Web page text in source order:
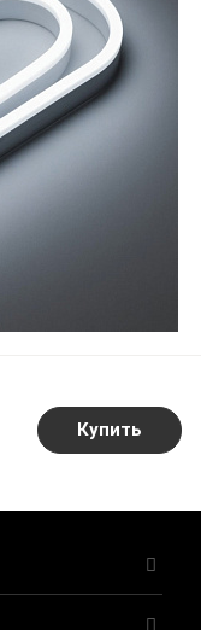
Купить